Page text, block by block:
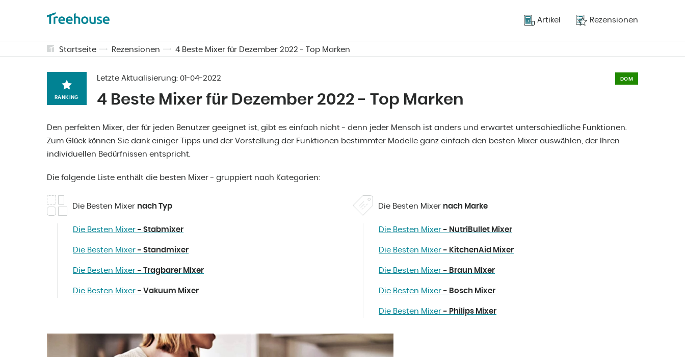
Artikel Rezensionen
Startseite Rezensionen 4 Beste Mixer für Dezember 2022 - Top Marken
RANKING
Letzte Aktualisierung: 01-04-2022 DOM
4 Beste Mixer für Dezember 2022 - Top Marken
Den perfekten Mixer, der für jeden Benutzer geeignet ist, gibt es einfach nicht - denn jeder Mensch ist anders und erwartet unterschiedliche Funktionen.
Zum Glück können Sie dank einiger Tipps und der Vorstellung der Funktionen bestimmter Modelle ganz einfach den besten Mixer auswählen, der Ihren
individuellen Bedürfnissen entspricht.
Die folgende Liste enthält die besten Mixer - gruppiert nach Kategorien:
Die Besten Mixer nach Typ
Die Besten Mixer - Stabmixer
Die Besten Mixer - Standmixer
Die Besten Mixer - Tragbarer Mixer
Die Besten Mixer - Vakuum Mixer
Die Besten Mixer nach Marke
Die Besten Mixer - NutriBullet Mixer
Die Besten Mixer - KitchenAid Mixer
Die Besten Mixer - Braun Mixer
Die Besten Mixer - Bosch Mixer
Die Besten Mixer - Philips Mixer